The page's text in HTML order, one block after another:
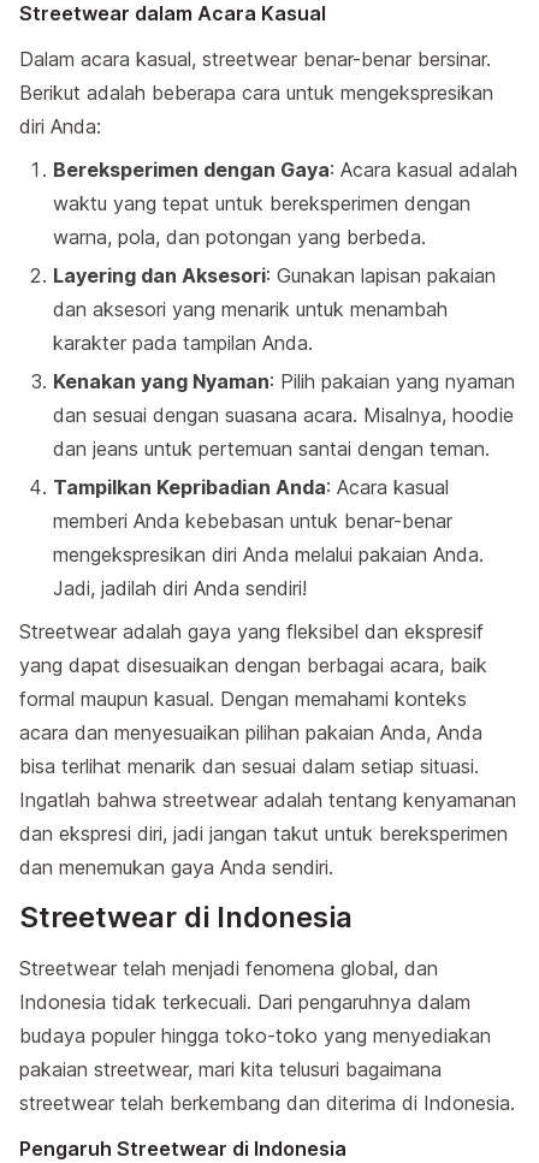
Streetwear dalam Acara Kasual
Dalam acara kasual, streetwear benar-benar bersinar.
Berikut adalah beberapa cara untuk mengekspresikan
diri Anda:
Bereksperimen dengan Gaya: Acara kasual adalah
waktu yang tepat untuk bereksperimen dengan
warna, pola, dan potongan yang berbeda.
Layering dan Aksesori: Gunakan lapisan pakaian
dan aksesori yang menarik untuk menambah
karakter pada tampilan Anda.
Kenakan yang Nyaman: Pilih pakaian yang nyaman
dan sesuai dengan suasana acara. Misalnya, hoodie
dan jeans untuk pertemuan santai dengan teman.
Tampilkan Kepribadian Anda: Acara kasual
memberi Anda kebebasan untuk benar-benar
mengekspresikan diri Anda melalui pakaian Anda.
Jadi, jadilah diri Anda sendiri!
Streetwear adalah gaya yang fleksibel dan ekspresif
yang dapat disesuaikan dengan berbagai acara, baik
formal maupun kasual. Dengan memahami konteks
acara dan menyesuaikan pilihan pakaian Anda, Anda
bisa terlihat menarik dan sesuai dalam setiap situasi.
Ingatlah bahwa streetwear adalah tentang kenyamanan
dan ekspresi diri, jadi jangan takut untuk bereksperimen
dan menemukan gaya Anda sendiri.
Streetwear di Indonesia
Streetwear telah menjadi fenomena global, dan
Indonesia tidak terkecuali. Dari pengaruhnya dalam
budaya populer hingga toko-toko yang menyediakan
pakaian streetwear, mari kita telusuri bagaimana
streetwear telah berkembang dan diterima di Indonesia.
Pengaruh Streetwear di Indonesia